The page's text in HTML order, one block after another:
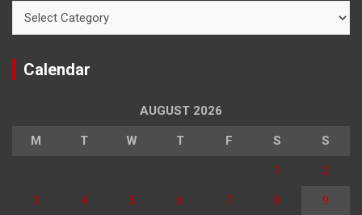
Calendar
AUGUST 2026
M T W T F S S
1 2
3 4 5 6 7 8 9